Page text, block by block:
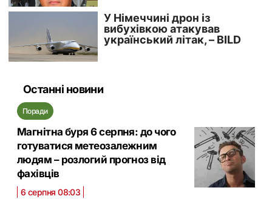
Останні новини
Поради
Магнітна буря 6 серпня: до чого
готуватися метеозалежним
людям – розлогий прогноз від
фахівців
6 серпня 08:03